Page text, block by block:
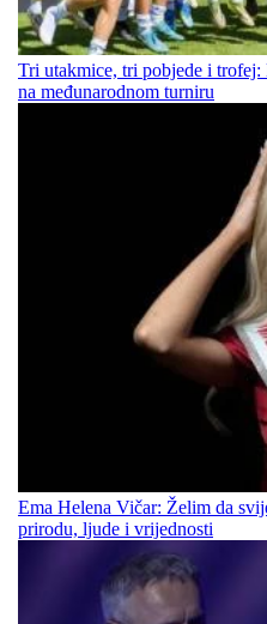
Tri utakmice, tri pobjede i
na međunarodnom turniru
Ema Helena Vičar: Želim da
prirodu, ljude i vrijednosti